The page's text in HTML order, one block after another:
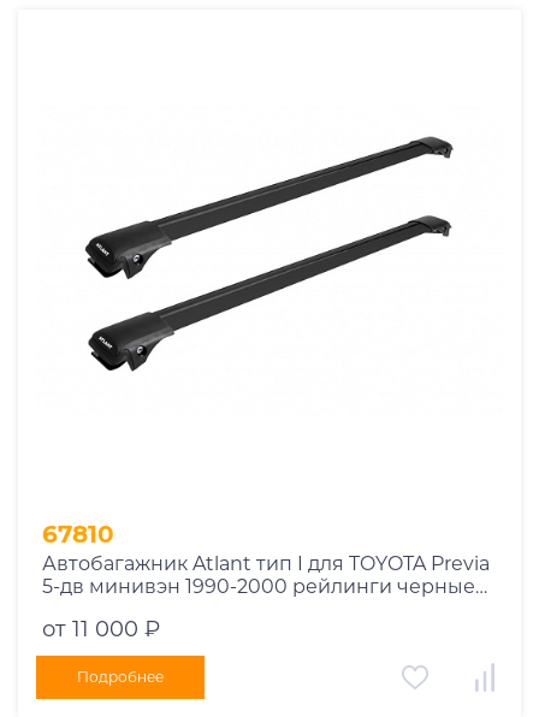
67810
Автобагажник Atlant тип I для TOYOTA Previa
5-дв минивэн 1990-2000 рейлинги черные
от 11 000 ₽
Подробнее